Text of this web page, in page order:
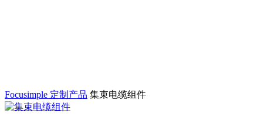
Focusimple 定制产品 集束电缆组件